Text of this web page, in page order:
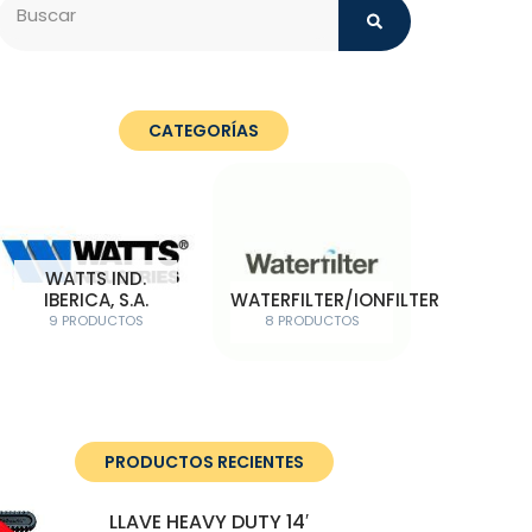
CATEGORÍAS
WATTS IND.
IBERICA, S.A.
9 PRODUCTOS
WATERFILTER/IONFILTER
8 PRODUCTOS
PRODUCTOS RECIENTES
LLAVE HEAVY DUTY 14′